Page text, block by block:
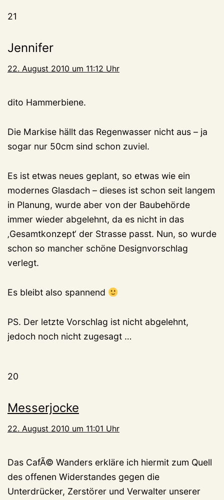
21
Jennifer
22. August 2010 um 11:12 Uhr
dito Hammerbiene.
Die Markise hällt das Regenwasser nicht aus – ja
sogar nur 50cm sind schon zuviel.
Es ist etwas neues geplant, so etwas wie ein
modernes Glasdach – dieses ist schon seit langem
in Planung, wurde aber von der Baubehörde
immer wieder abgelehnt, da es nicht in das
‚Gesamtkonzept‘ der Strasse passt. Nun, so wurde
schon so mancher schöne Designvorschlag
verlegt.
Es bleibt also spannend
PS. Der letzte Vorschlag ist nicht abgelehnt,
jedoch noch nicht zugesagt …
20
Messerjocke
22. August 2010 um 11:01 Uhr
Das CafÃ© Wanders erkläre ich hiermit zum Quell
des offenen Widerstandes gegen die
Unterdrücker, Zerstörer und Verwalter unserer